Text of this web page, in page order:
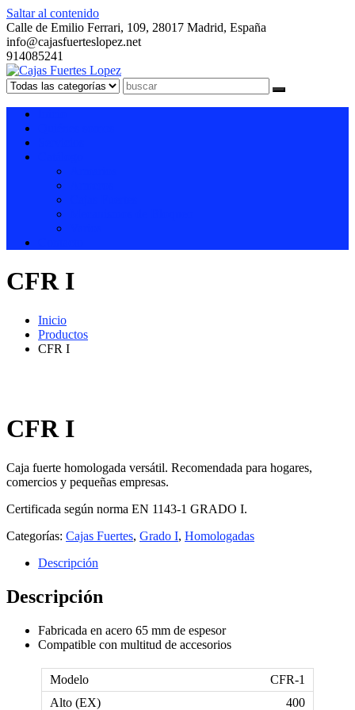
Saltar al contenido
Calle de Emilio Ferrari, 109, 28017 Madrid, España
info@cajasfuerteslopez.net
914085241
Cajas Fuertes Lopez
Especialistas en productos de seguridad
CFR I
Inicio
Productos
CFR I
CFR I
Caja fuerte homologada versátil. Recomendada para hogares,
comercios y pequeñas empresas.
Certificada según norma EN 1143-1 GRADO I.
Categorías: Cajas Fuertes, Grado I, Homologadas
Descripción
Descripción
Fabricada en acero 65 mm de espesor
Compatible con multitud de accesorios
CFR-1
400